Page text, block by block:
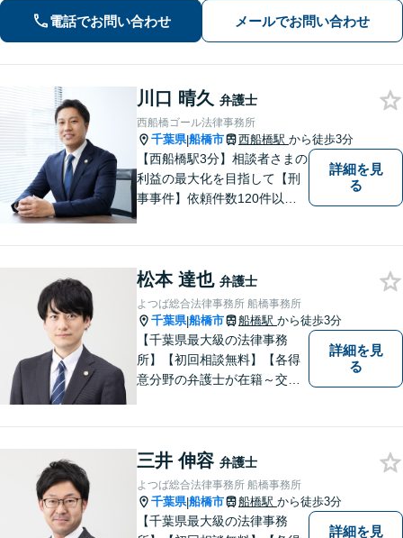
電話でお問い合わせ メールでお問い合わせ
川口 晴久 弁護士
西船橋ゴール法律事務所
千葉県|船橋市 西船橋駅 から徒歩3分
【西船橋駅3分】相談者さまの
利益の最大化を目指して【刑
事事件】依頼件数120件以
豊富な対応実績。セカンドオ
ピニオンも可能です【初回相
談無料】【夜間／土日祝日対
応可】
詳細を見
る
松本 達也 弁護士
よつば総合法律事務所 船橋事務所
千葉県|船橋市 船橋駅 から徒歩3分
【千葉県最大級の法律事務
所】【初回相談無料】【各得
意分野の弁護士が在籍～交通
詳細を見
る
三井 伸容 弁護士
よつば総合法律事務所 船橋事務所
千葉県|船橋市 船橋駅 から徒歩3分
【千葉県最大級の法律事務
詳細を見